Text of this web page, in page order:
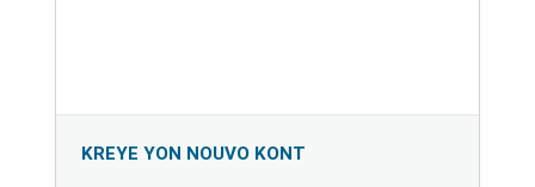
KREYE YON NOUVO KONT